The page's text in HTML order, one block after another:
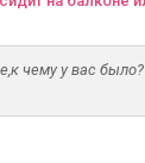
чему у вас